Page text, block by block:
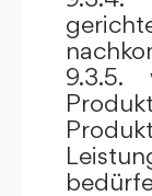
9.3.5.